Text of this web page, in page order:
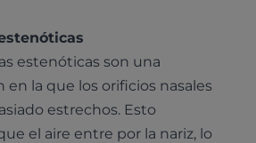
estenóticas son una
en la que los orificios nasales
estrechos. Esto
el aire entre por la nariz, lo